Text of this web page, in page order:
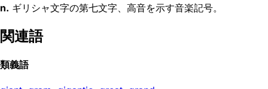
n. ギリシャ文字の第七文字、高音を示す音楽記号。
関連語
類義語